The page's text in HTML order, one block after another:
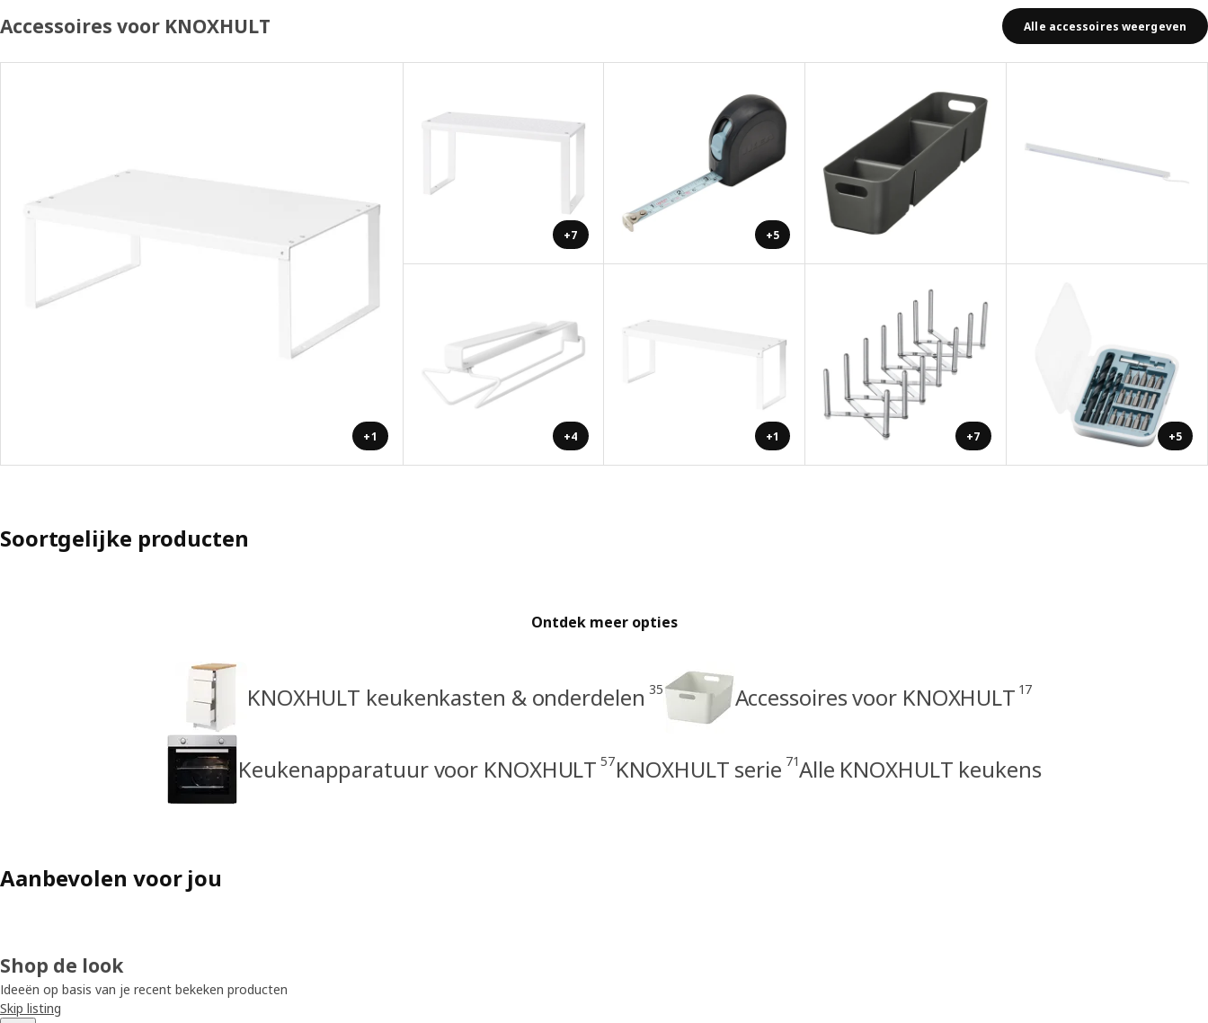
Accessoires voor KNOXHULT Alle accessoires weergeven
+1
+7 +5
+4 +1 +7 +5
Soortgelijke producten
Ontdek meer opties
KNOXHULT keukenkasten & onderdelen 35 Accessoires voor KNOXHULT 17
Keukenapparatuur voor KNOXHULT 57KNOXHULT serie 71Alle KNOXHULT keukens
Aanbevolen voor jou
Shop de look
Ideeën op basis van je recent bekeken producten
Skip listing